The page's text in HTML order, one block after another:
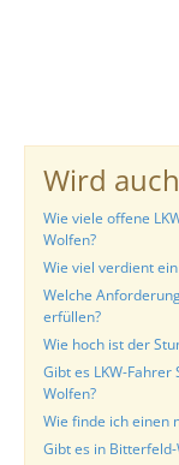
Wird
Wie viele offene
Wolfen?
Wie viel verdient
Welche
erfüllen?
Wie hoch ist der
Gibt es LKW-
Wolfen?
Wie finde ich einen
Gibt es in